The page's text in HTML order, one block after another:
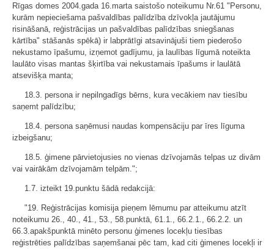
Rīgas domes 2004.gada 16.marta saistošo noteikumu Nr.61 "Personu,
kurām nepieciešama pašvaldības palīdzība dzīvokļa jautājumu
risināšanā, reģistrācijas un pašvaldības palīdzības sniegšanas
kārtība" stāšanās spēkā) ir labprātīgi atsavinājuši tiem piederošo
nekustamo īpašumu, izņemot gadījumu, ja laulības līgumā noteikta
laulāto visas mantas šķirtība vai nekustamais īpašums ir laulātā
atsevišķa manta;
18.3. persona ir nepilngadīgs bērns, kura vecākiem nav tiesību
saņemt palīdzību;
18.4. persona saņēmusi naudas kompensāciju par īres līguma
izbeigšanu;
18.5. ģimene pārvietojusies no vienas dzīvojamās telpas uz divām
vai vairākām dzīvojamām telpām.";
1.7. izteikt 19.punktu šādā redakcijā:
"19. Reģistrācijas komisija pieņem lēmumu par atteikumu atzīt
noteikumu 26., 40., 41., 53., 58.punktā, 61.1., 66.2.1., 66.2.2. un
66.3.apakšpunktā minēto personu ģimenes locekļu tiesības
reģistrēties palīdzības saņemšanai pēc tam, kad citi ģimenes locekļi ir